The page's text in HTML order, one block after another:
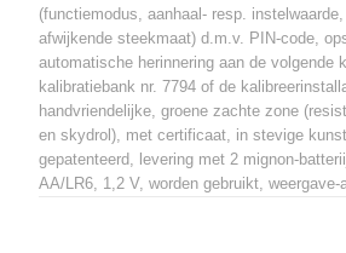
(functiemodus, aanhaal- resp.
afwijkende steekmaat) d.m.v. PIN-code,
automatische herinnering aan de volgende
kalibratiebank nr. 7794 of de
handvriendelijke, groene zachte zone
en skydrol), met certificaat, in stevige
gepatenteerd, levering met 2 mignon-
AA/LR6, 1,2 V, worden gebruikt,